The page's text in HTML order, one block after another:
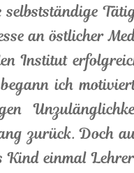
an östlicher
Institut
ich
zurück. Doch
einmal